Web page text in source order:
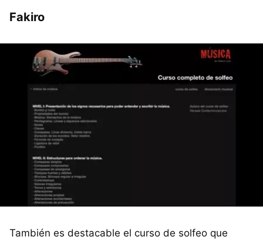
Fakiro
También es destacable el curso de solfeo que